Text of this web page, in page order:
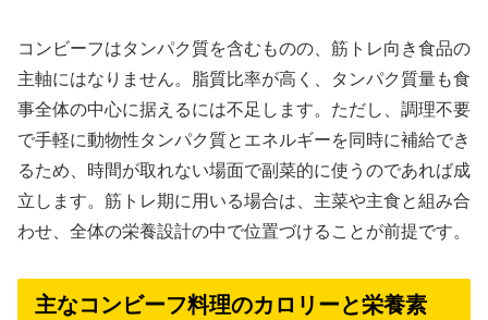
コンビーフはタンパク質を含むものの、筋トレ向き食品の
主軸にはなりません。脂質比率が高く、タンパク質量も食
事全体の中心に据えるには不足します。ただし、調理不要
で手軽に動物性タンパク質とエネルギーを同時に補給でき
るため、時間が取れない場面で副菜的に使うのであれば成
立します。筋トレ期に用いる場合は、主菜や主食と組み合
わせ、全体の栄養設計の中で位置づけることが前提です。
主なコンビーフ料理のカロリーと栄養素